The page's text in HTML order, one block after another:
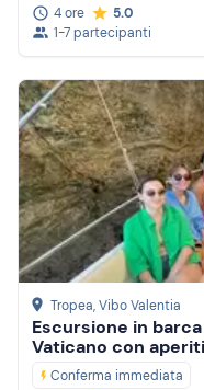
4 ore
5.0
1-7 partecipanti
Tropea, Vibo Valentia
Escursione in
Vaticano con
Conferma immediata